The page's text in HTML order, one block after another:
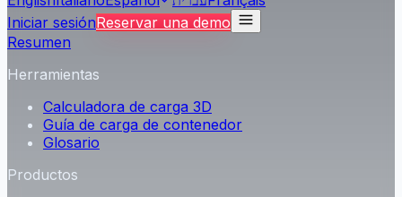
Iniciar sesiónReservar una demo
Resumen
Herramientas
Calculadora de carga 3D
Guía de carga de contenedor
Glosario
Productos